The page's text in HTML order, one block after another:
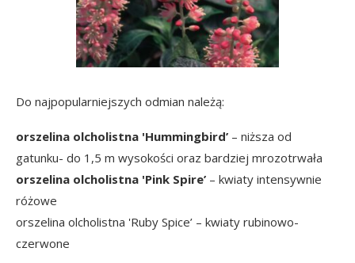
Do najpopularniejszych odmian należą:
orszelina olcholistna 'Hummingbird’ – niższa od
gatunku- do 1,5 m wysokości oraz bardziej mrozotrwała
orszelina olcholistna 'Pink Spire’ – kwiaty intensywnie
różowe
orszelina olcholistna 'Ruby Spice’ – kwiaty rubinowo-
czerwone